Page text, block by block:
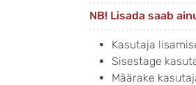
NB! Lisada saab
Kasutaja
Sisestage
Määrake